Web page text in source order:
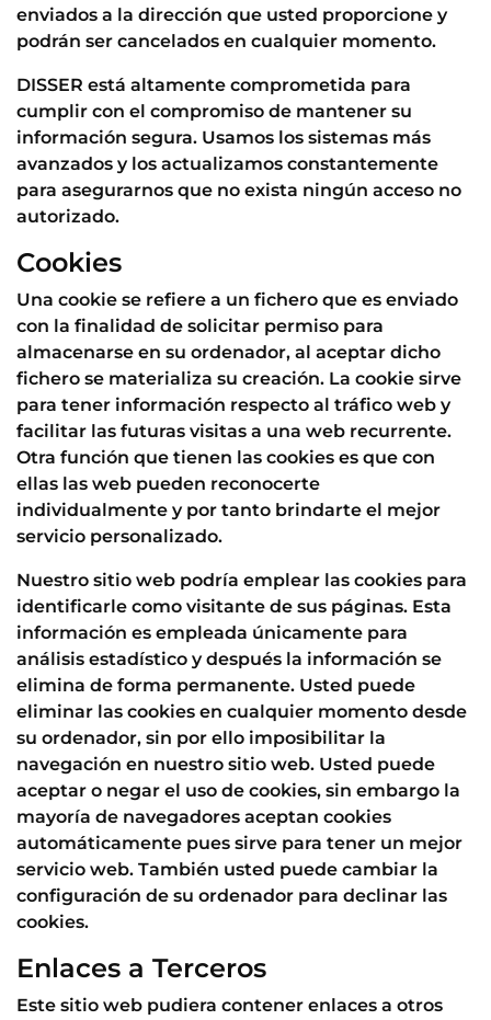
enviados a la dirección que usted proporcione y
podrán ser cancelados en cualquier momento.
DISSER está altamente comprometida para
cumplir con el compromiso de mantener su
información segura. Usamos los sistemas más
avanzados y los actualizamos constantemente
para asegurarnos que no exista ningún acceso no
autorizado.
Cookies
Una cookie se refiere a un fichero que es enviado
con la finalidad de solicitar permiso para
almacenarse en su ordenador, al aceptar dicho
fichero se materializa su creación. La cookie sirve
para tener información respecto al tráfico web y
facilitar las futuras visitas a una web recurrente.
Otra función que tienen las cookies es que con
ellas las web pueden reconocerte
individualmente y por tanto brindarte el mejor
servicio personalizado.
Nuestro sitio web podría emplear las cookies para
identificarle como visitante de sus páginas. Esta
información es empleada únicamente para
análisis estadístico y después la información se
elimina de forma permanente. Usted puede
eliminar las cookies en cualquier momento desde
su ordenador, sin por ello imposibilitar la
navegación en nuestro sitio web. Usted puede
aceptar o negar el uso de cookies, sin embargo la
mayoría de navegadores aceptan cookies
automáticamente pues sirve para tener un mejor
servicio web. También usted puede cambiar la
configuración de su ordenador para declinar las
cookies.
Enlaces a Terceros
Este sitio web pudiera contener enlaces a otros